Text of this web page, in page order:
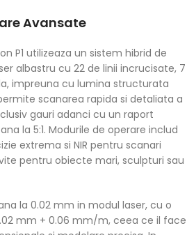
Avansate
P1 utilizeaza un sistem hibrid de
albastru cu 22 de linii incrucisate, 7
impreuna cu lumina structurata
scanarea rapida si detaliata a
gauri adanci cu un raport
la 5:1. Modurile de operare includ
extrema si NIR pentru scanari
pentru obiecte mari, sculpturi sau
la 0.02 mm in modul laser, cu o
mm + 0.06 mm/m, ceea ce il face